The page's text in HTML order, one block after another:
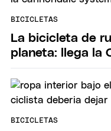
BICICLETAS
La bicicleta de
planeta: llega la
BICICLETAS